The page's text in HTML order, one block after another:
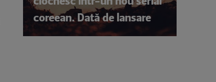
coreean. Dată de lansare